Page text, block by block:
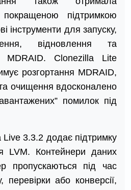
підтримкою
інструменти для запуску,
відновлення та
MDRAID. Clonezilla Lite
розгортання MDRAID,
очищення вдосконалено
помилок під
Live 3.3.2 додає підтримку
LVM. Контейнери даних
пропускаються під час
перевірки або конверсії,